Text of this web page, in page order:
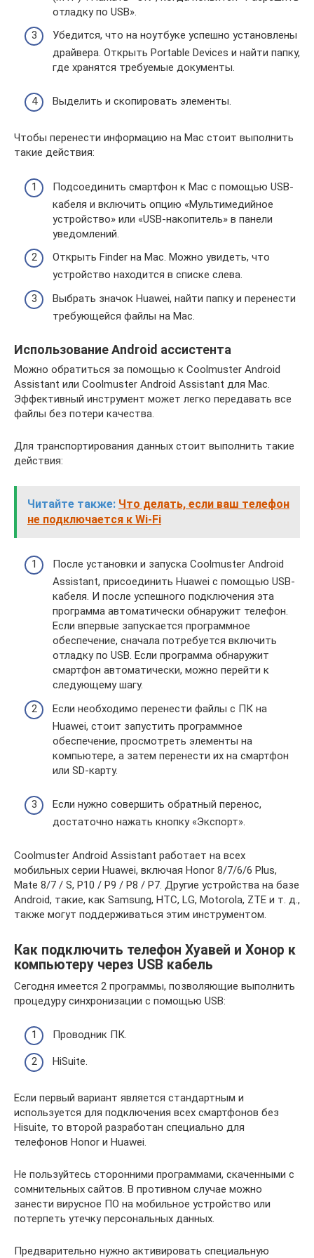
отладку по USB».
Убедится, что на ноутбуке успешно установлены
драйвера. Открыть Portable Devices и найти папку,
где хранятся требуемые документы.
Выделить и скопировать элементы.
Чтобы перенести информацию на Mac стоит выполнить
такие действия:
Подсоединить смартфон к Mac с помощью USB-
кабеля и включить опцию «Мультимедийное
устройство» или «USB-накопитель» в панели
уведомлений.
Открыть Finder на Mac. Можно увидеть, что
устройство находится в списке слева.
Выбрать значок Huawei, найти папку и перенести
требующейся файлы на Mac.
Использование Android ассистента
Можно обратиться за помощью к Coolmuster Android
Assistant или Coolmuster Android Assistant для Mac.
Эффективный инструмент может легко передавать все
файлы без потери качества.
Для транспортирования данных стоит выполнить такие
действия:
Читайте также: Что делать, если ваш телефон
не подключается к Wi-Fi
После установки и запуска Coolmuster Android
Assistant, присоединить Huawei с помощью USB-
кабеля. И после успешного подключения эта
программа автоматически обнаружит телефон.
Если впервые запускается программное
обеспечение, сначала потребуется включить
отладку по USB. Если программа обнаружит
смартфон автоматически, можно перейти к
следующему шагу.
Если необходимо перенести файлы с ПК на
Huawei, стоит запустить программное
обеспечение, просмотреть элементы на
компьютере, а затем перенести их на смартфон
или SD-карту.
Если нужно совершить обратный перенос,
достаточно нажать кнопку «Экспорт».
Coolmuster Android Assistant работает на всех
мобильных серии Huawei, включая Honor 8/7/6/6 Plus,
Mate 8/7 / S, P10 / P9 / P8 / P7. Другие устройства на базе
Android, такие, как Samsung, HTC, LG, Motorola, ZTE и т. д.,
также могут поддерживаться этим инструментом.
Как подключить телефон Хуавей и Хонор к
компьютеру через USB кабель
Сегодня имеется 2 программы, позволяющие выполнить
процедуру синхронизации с помощью USB:
Проводник ПК.
HiSuite.
Если первый вариант является стандартным и
используется для подключения всех смартфонов без
Hisuite, то второй разработан специально для
телефонов Honor и Huawei.
Не пользуйтесь сторонними программами, скаченными с
сомнительных сайтов. В противном случае можно
занести вирусное ПО на мобильное устройство или
потерпеть утечку персональных данных.
Предварительно нужно активировать специальную